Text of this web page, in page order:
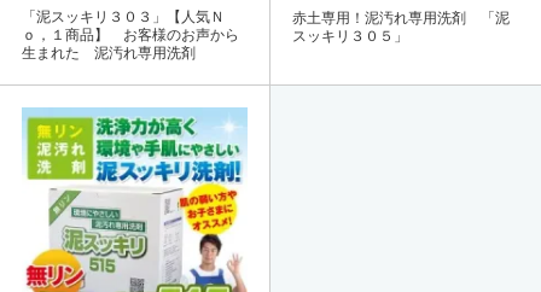
「泥スッキリ３０３」【人気Ｎ
ｏ，１商品】 お客様のお声から
生まれた 泥汚れ専用洗剤
赤土専用！泥汚れ専用洗剤 「泥
スッキリ３０５」